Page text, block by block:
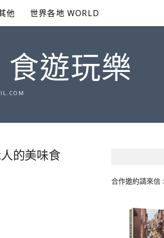
他 世界各地 WORLD
遊玩樂
的美味食
合作邀約請來信 :